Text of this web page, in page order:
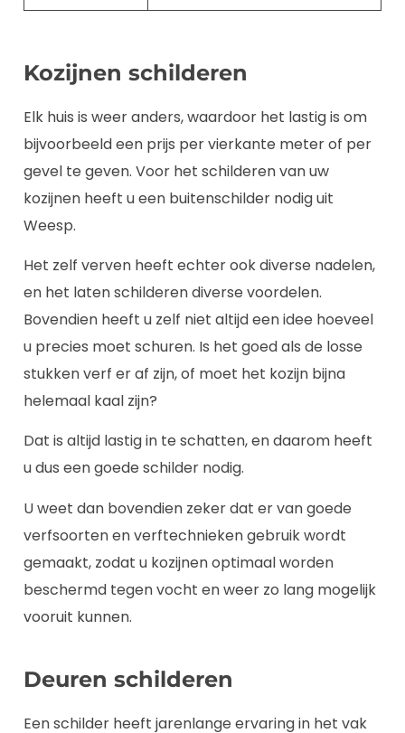
Kozijnen schilderen
Elk huis is weer anders, waardoor het lastig is om
bijvoorbeeld een prijs per vierkante meter of per
gevel te geven. Voor het schilderen van uw
kozijnen heeft u een buitenschilder nodig uit
Weesp.
Het zelf verven heeft echter ook diverse nadelen,
en het laten schilderen diverse voordelen.
Bovendien heeft u zelf niet altijd een idee hoeveel
u precies moet schuren. Is het goed als de losse
stukken verf er af zijn, of moet het kozijn bijna
helemaal kaal zijn?
Dat is altijd lastig in te schatten, en daarom heeft
u dus een goede schilder nodig.
U weet dan bovendien zeker dat er van goede
verfsoorten en verftechnieken gebruik wordt
gemaakt, zodat u kozijnen optimaal worden
beschermd tegen vocht en weer zo lang mogelijk
vooruit kunnen.
Deuren schilderen
Een schilder heeft jarenlange ervaring in het vak